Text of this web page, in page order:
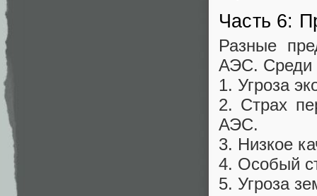
Часть 6:
Разные
АЭС. Среди
1. Угроза
2. Страх
АЭС.
3. Низкое
4. Особый
5. Угроза